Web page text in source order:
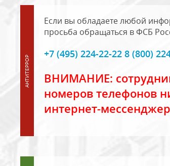
Если вы обладаете любой
просьба обращаться в ФСБ
+7 (495) 224-22-22 8 (800)
ВНИМАНИЕ:
номеров телефонов
интернет-